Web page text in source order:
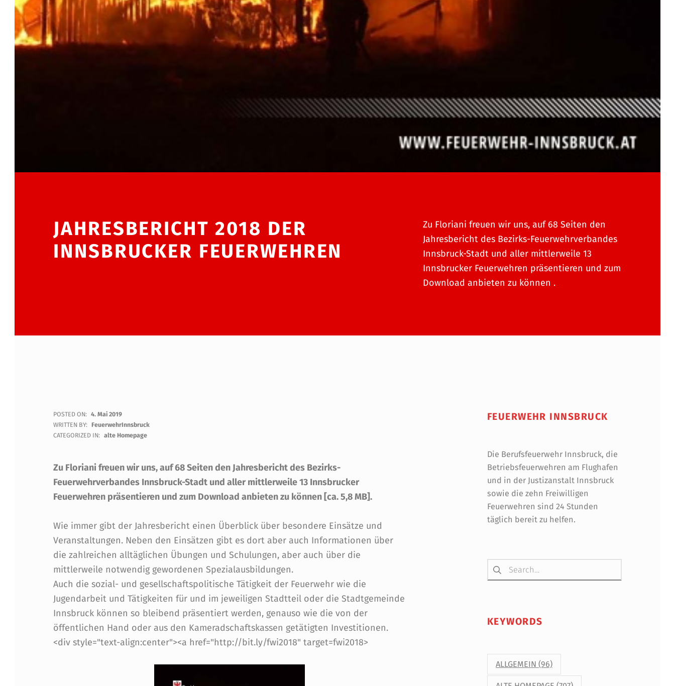
JAHRESBERICHT 2018 DER
INNSBRUCKER FEUERWEHREN
Zu Floriani freuen wir uns, auf 68 Seiten den
Jahresbericht des Bezirks-Feuerwehrverbandes
Innsbruck-Stadt und aller mittlerweile 13
Innsbrucker Feuerwehren präsentieren und zum
Download anbieten zu können .
J
A
H
R
S
B
E
R
I
C
POSTED ON: 4. Mai 2019
WRITTEN BY: FeuerwehrInnsbruck
CATEGORIZED IN: alte Homepage
Zu Floriani freuen wir uns, auf 68 Seiten den Jahresbericht des Bezirks-
Feuerwehrverbandes Innsbruck-Stadt und aller mittlerweile 13 Innsbrucker
Feuerwehren präsentieren und zum Download anbieten zu können [ca. 5,8 MB].
Wie immer gibt der Jahresbericht einen Überblick über besondere Einsätze und
Veranstaltungen. Neben den Einsätzen gibt es dort aber auch Informationen über
die zahlreichen alltäglichen Übungen und Schulungen, aber auch über die
mittlerweile notwendig gewordenen Spezialausbildungen.
Auch die sozial- und gesellschaftspolitische Tätigkeit der Feuerwehr wie die
Jugendarbeit und Tätigkeiten für und im jeweiligen Stadtteil oder die Stadtgemeinde
Innsbruck können so bleibend präsentiert werden, genauso wie die von der
öffentlichen Hand oder aus den Kameradschaftskassen getätigten Investitionen.
<div style="text-align:center"><a href="http://bit.ly/fwi2018" target=fwi2018>
FEUERWEHR INNSBRUCK
Die Berufsfeuerwehr Innsbruck, die
Betriebsfeuerwehren am Flughafen
und in der Justizanstalt Innsbruck
sowie die zehn Freiwilligen
Feuerwehren sind 24 Stunden
täglich bereit zu helfen.
Suchen nach:
KEYWORDS
ALLGEMEIN (96)